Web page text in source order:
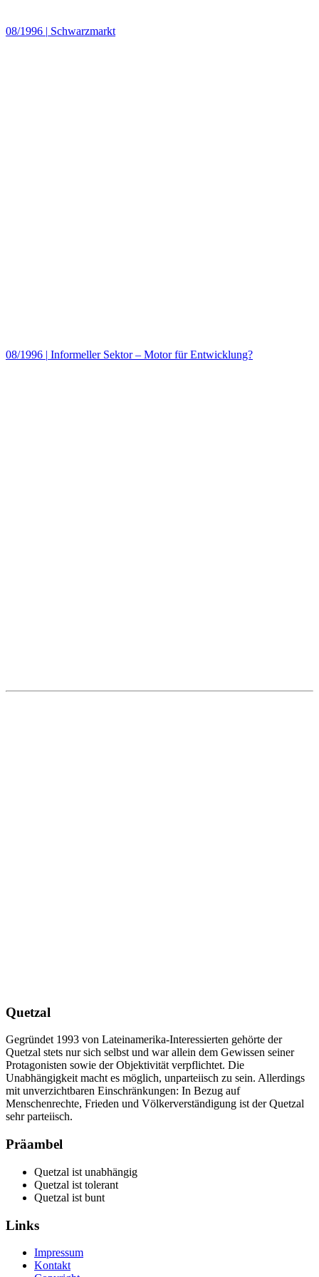
08/1996 | Schwarzmarkt
08/1996 | Informeller Sektor – Motor für Entwicklung?
Quetzal
Gegründet 1993 von Lateinamerika-Interessierten gehörte der
Quetzal stets nur sich selbst und war allein dem Gewissen seiner
Protagonisten sowie der Objektivität verpflichtet. Die
Unabhängigkeit macht es möglich, unparteiisch zu sein. Allerdings
mit unverzichtbaren Einschränkungen: In Bezug auf
Menschenrechte, Frieden und Völkerverständigung ist der Quetzal
sehr parteiisch.
Präambel
Quetzal ist unabhängig
Quetzal ist tolerant
Quetzal ist bunt
Links
Impressum
Kontakt